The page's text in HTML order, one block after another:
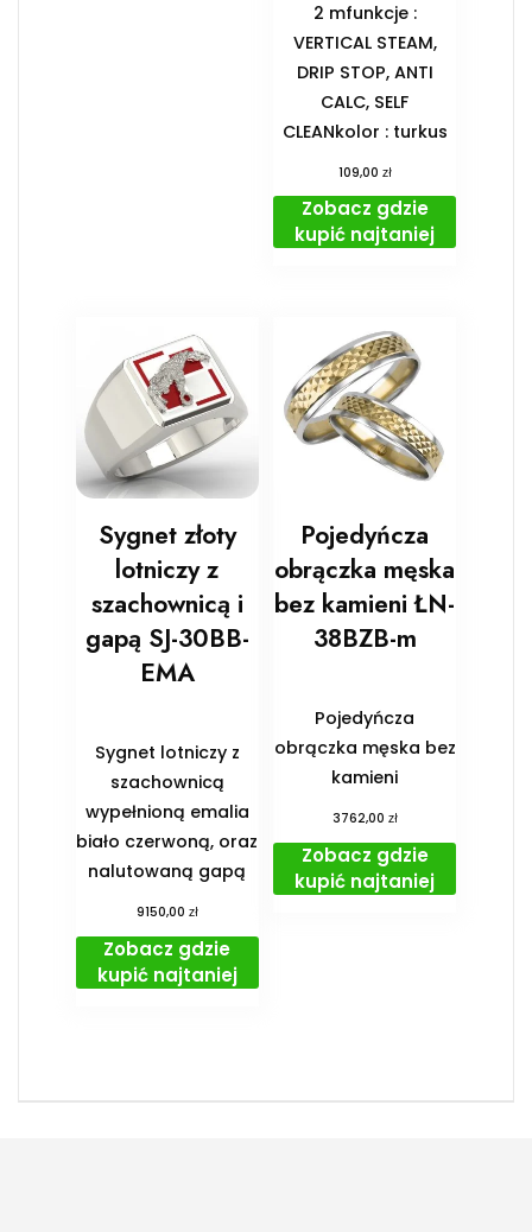
2 mfunkcje :
VERTICAL STEAM,
DRIP STOP, ANTI
CALC, SELF
CLEANkolor : turkus
109,00 zł
Zobacz gdzie
kupić najtaniej
Sygnet złoty
lotniczy z
szachownicą i
gapą SJ-30BB-
EMA
Sygnet lotniczy z
szachownicą
wypełnioną emalia
biało czerwoną, oraz
nalutowaną gapą
9150,00 zł
Zobacz gdzie
kupić najtaniej
Pojedyńcza
obrączka męska
bez kamieni ŁN-
38BZB-m
Pojedyńcza
obrączka męska bez
kamieni
3762,00 zł
Zobacz gdzie
kupić najtaniej